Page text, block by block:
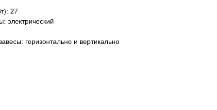
27
электрический
горизонтально и вертикально